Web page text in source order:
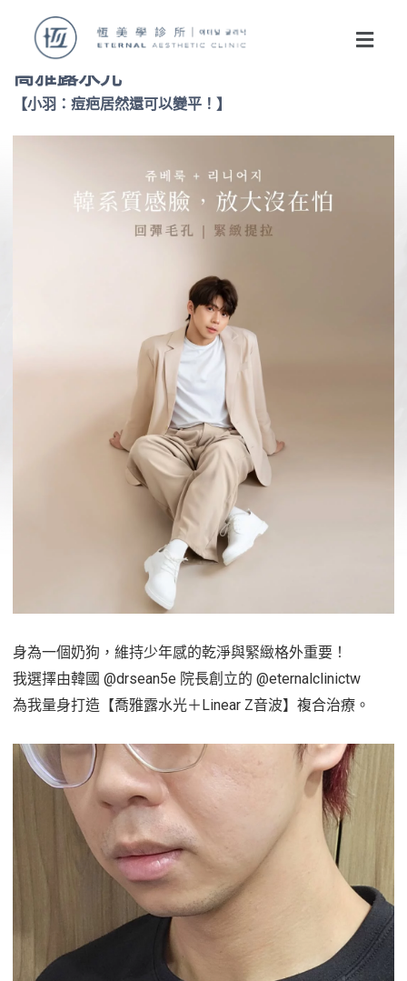
喬雅露水光
【小羽：痘疤居然還可以變平！】
身為一個奶狗，維持少年感的乾淨與緊緻格外重要！
我選擇由韓國 @drsean5e 院長創立的 @eternalclinictw
為我量身打造【喬雅露水光＋Linear Z音波】複合治療。